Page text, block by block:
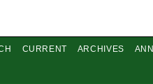
CURRENT ARCHIVES